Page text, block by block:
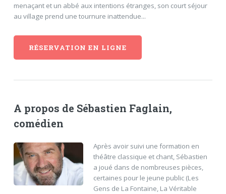
menaçant et un abbé aux intentions étranges, son court séjour
au village prend une tournure inattendue...
RÉSERVATION EN LIGNE
A propos de Sébastien Faglain,
comédien
Après avoir suivi une formation en
théâtre classique et chant, Sébastien
a joué dans de nombreuses pièces,
certaines pour le jeune public (Les
Gens de La Fontaine, La Véritable